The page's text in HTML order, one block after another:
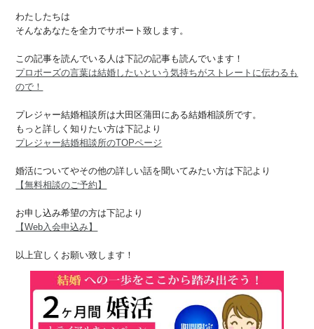
わたしたちは
そんなあなたを全力でサポート致します。
この記事を読んでいる人は下記の記事も読んでいます！
プロポーズの言葉は結婚したいという気持ちがストレートに伝わるも
ので！
プレジャー結婚相談所は大田区蒲田にある結婚相談所です。
もっと詳しく知りたい方は下記より
プレジャー結婚相談所のTOPページ
婚活についてやその他の詳しい話を聞いてみたい方は下記より
【無料相談のご予約】
お申し込み希望の方は下記より
【Web入会申込み】
以上宜しくお願い致します！